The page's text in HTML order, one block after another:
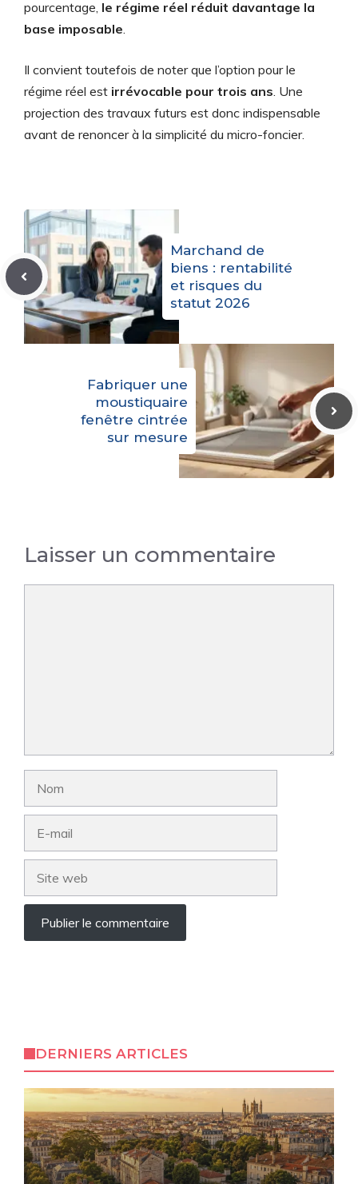
pourcentage, le régime réel réduit davantage la
base imposable.
Il convient toutefois de noter que l’option pour le
régime réel est irrévocable pour trois ans. Une
projection des travaux futurs est donc indispensable
avant de renoncer à la simplicité du micro-foncier.
Marchand de
biens : rentabilité
et risques du
statut 2026
Fabriquer une
moustiquaire
fenêtre cintrée
sur mesure
Laisser un commentaire
DERNIERS ARTICLES